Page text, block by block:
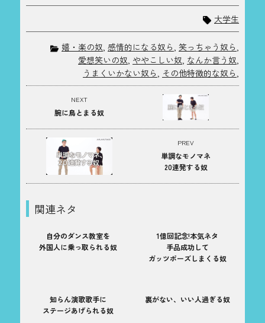
大学生
嬉・楽の奴, 感情的になる奴ら, 笑っちゃう奴ら,
愛想笑いの奴, ややこしい奴, なんか言う奴,
うまくいかない奴ら, その他特徴的な奴ら,
PREV
単調なモノマネ
20連発する奴
NEXT
腕に鳥とまる奴
関連ネタ
自分のダンス教室を
外国人に乗っ取られる奴
1億回記念!本気ネタ
手品成功して
ガッツポーズしまくる奴
知らん演歌歌手に
ステージあげられる奴
裏がない、いい人過ぎる奴